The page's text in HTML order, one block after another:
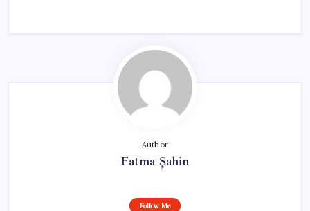
Author
Fatma Şahin
Follow Me